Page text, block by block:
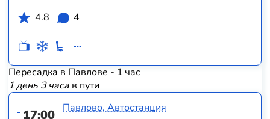
4.8
4
Пересадка в Павлове - 1 час
1 день 3 часав пути
17:00
Павлово, Автостанция